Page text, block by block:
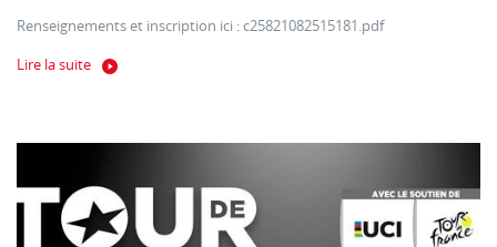
Renseignements et inscription ici : c25821082515181.pdf
Lire la suite